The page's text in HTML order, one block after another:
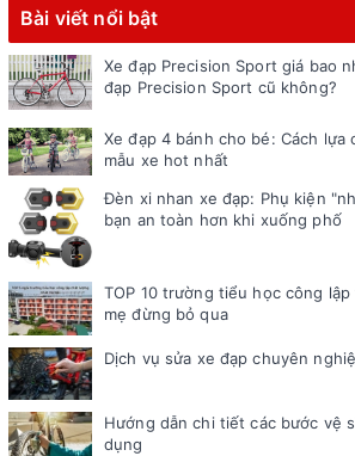
Bài viết nổi bật
Xe đạp Precision Sport giá bao
đạp Precision Sport cũ không?
Xe đạp 4 bánh cho bé: Cách lựa
mẫu xe hot nhất
Đèn xi nhan xe đạp: Phụ kiện
bạn an toàn hơn khi xuống phố
TOP 10 trường tiểu học công
mẹ đừng bỏ qua
Dịch vụ sửa xe đạp chuyên
Hướng dẫn chi tiết các bước vệ
dụng